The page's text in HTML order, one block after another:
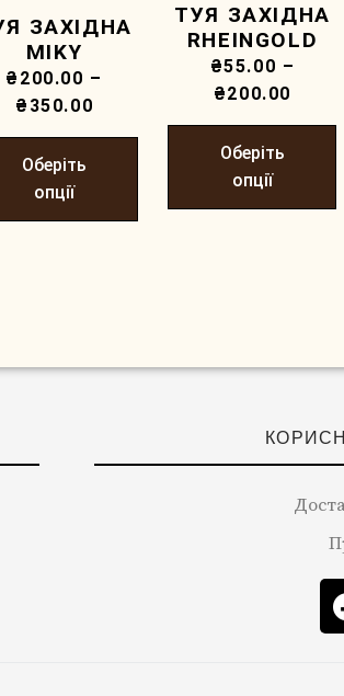
ЗАХІДНА
MIKY
₴ 200.00 –
₴ 350.00
Оберіть
опції
ТУЯ ЗАХІДНА
RHEINGOLD
₴55.00 –
₴200.00
Оберіть
опції